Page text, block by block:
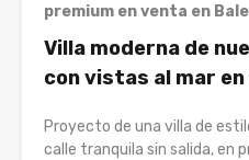
premium en venta en
Villa moderna de
con vistas al mar
Proyecto de una villa de
calle tranquila sin salida, en